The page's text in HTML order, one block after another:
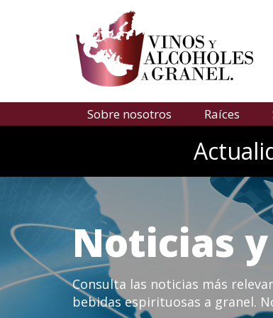
Sobre nosotros Raíces
Noticias
Consulta las noticias más
bebidas espirituosas a granel.